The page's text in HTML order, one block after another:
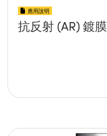
應用說明
抗反射 (AR) 鍍膜